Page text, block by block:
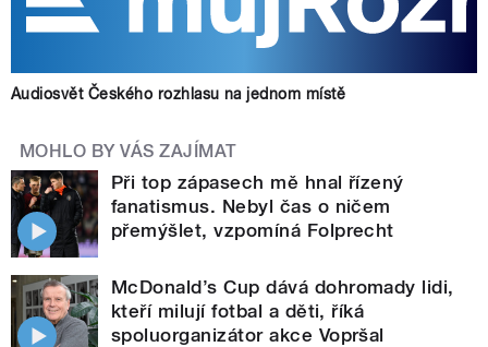
Audiosvět Českého rozhlasu na jednom místě
MOHLO BY VÁS ZAJÍMAT
Při top zápasech mě hnal řízený
fanatismus. Nebyl čas o ničem
přemýšlet, vzpomíná Folprecht
McDonald’s Cup dává dohromady lidi,
kteří milují fotbal a děti, říká
spoluorganizátor akce Vopršal